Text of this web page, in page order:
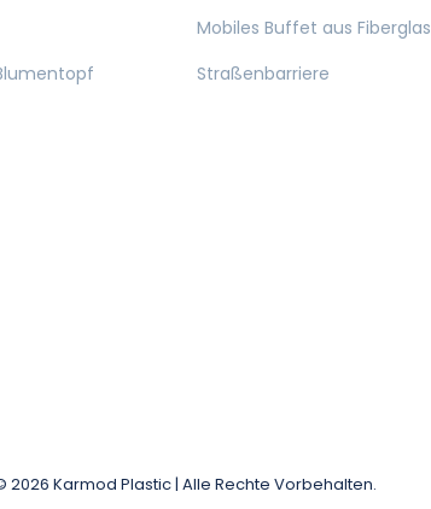
Mobiles Buffet aus Fiberglas
Straßenbarriere
2026 Karmod Plastic | Alle Rechte Vorbehalten.